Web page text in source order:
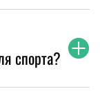
спорта?